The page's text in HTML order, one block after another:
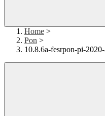
Home >
Pon >
10.8.6a-fesrpon-pi-